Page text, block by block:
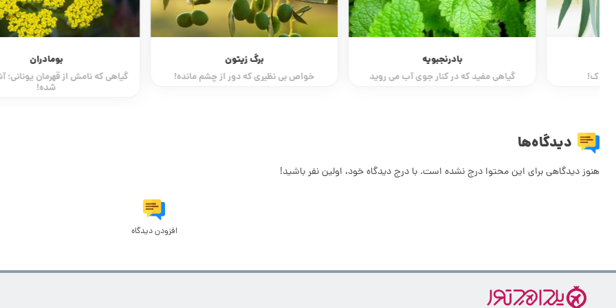
گیاهی مفید که در کنار جوی آب می روید
خواص بی نظیری که دور از چشم مانده!
گیاهی که نامش از قهرمان یونانی؛ آشیل گرفته
دیدگاه‌ها
هنوز دیدگاهی برای این محتوا درج نشده است. با درج دیدگاه خود، اولین نفر باشید!
افزودن دیدگاه